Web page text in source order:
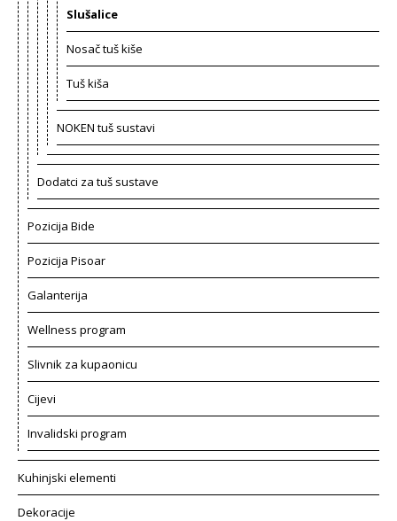
Slušalice
Nosač tuš kiše
Tuš kiša
NOKEN tuš sustavi
Dodatci za tuš sustave
Pozicija Bide
Pozicija Pisoar
Galanterija
Wellness program
Slivnik za kupaonicu
Cijevi
Invalidski program
Kuhinjski elementi
Dekoracije